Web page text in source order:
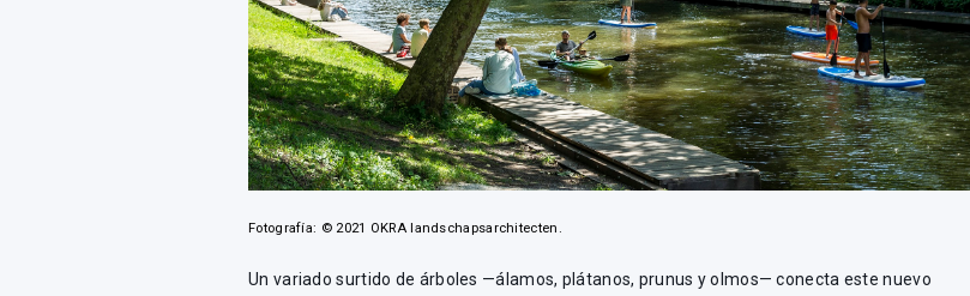
Fotografía: © 2021 OKRA landschapsarchitecten.
Un variado surtido de árboles —álamos, plátanos, prunus y olmos— conecta este nuevo